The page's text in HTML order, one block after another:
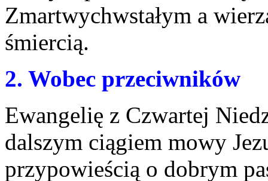
Zmartwychwstałym a
śmiercią.
2. Wobec przeciwników
Ewangelię z Czwartej
dalszym ciągiem mowy
przypowieścią o dobrym